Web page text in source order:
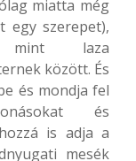
miatta még
egy szerepet),
mint laza
között. És
és mondja fel
és
is adja a
mesék